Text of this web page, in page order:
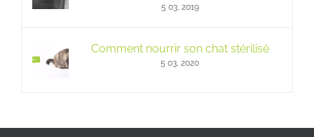
5 03, 2019
Comment nourrir son chat stérilisé
5 03, 2020